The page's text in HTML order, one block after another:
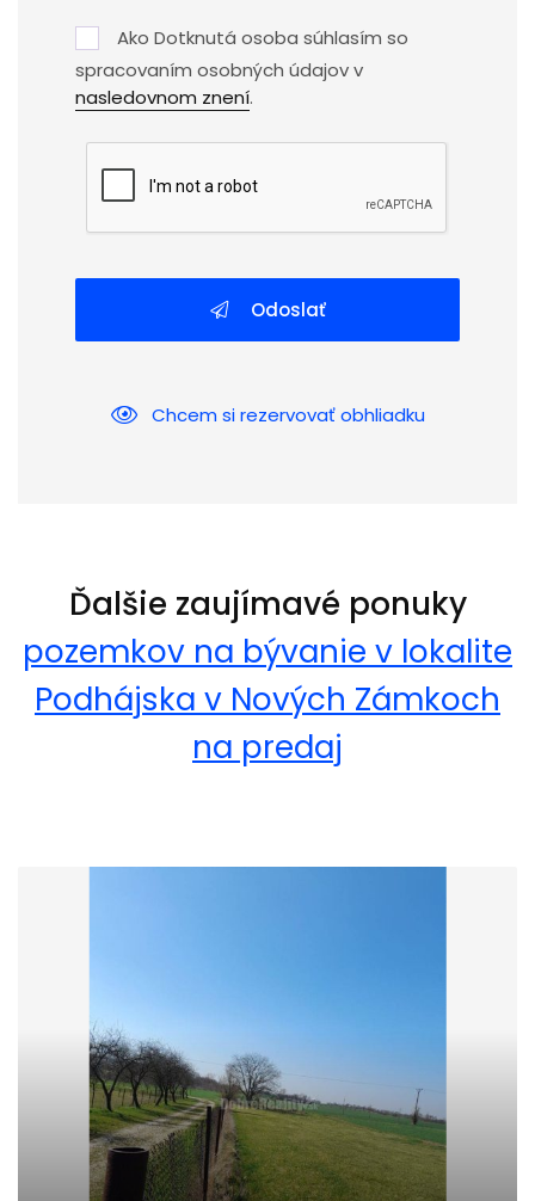
Ako Dotknutá osoba súhlasím so
spracovaním osobných údajov v
nasledovnom znení.
Odoslať
Chcem si rezervovať obhliadku
Ďalšie zaujímavé ponuky
pozemkov na bývanie v lokalite
Podhájska v Nových Zámkoch
na predaj